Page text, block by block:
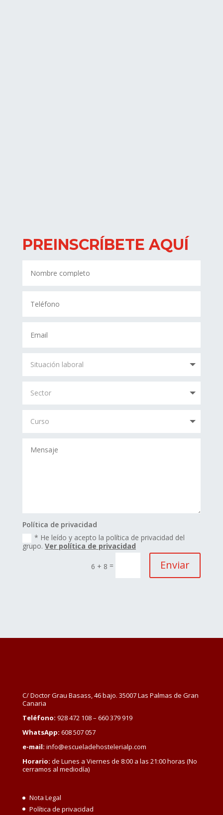
PREINSCRÍBETE AQUÍ
Política de privacidad
* He leído y acepto la política de privacidad del
grupo.Ver política de privacidad
6 + 8 = Enviar
C/ Doctor Grau Basass, 46 bajo. 35007 Las Palmas de Gran
Canaria
Teléfono: 928 472 108 – 660 379 919
WhatsApp: 608 507 057
e-mail: info@escueladehostelerialp.com
Horario: de Lunes a Viernes de 8:00 a las 21:00 horas (No
cerramos al mediodía)
Nota Legal
Política de privacidad